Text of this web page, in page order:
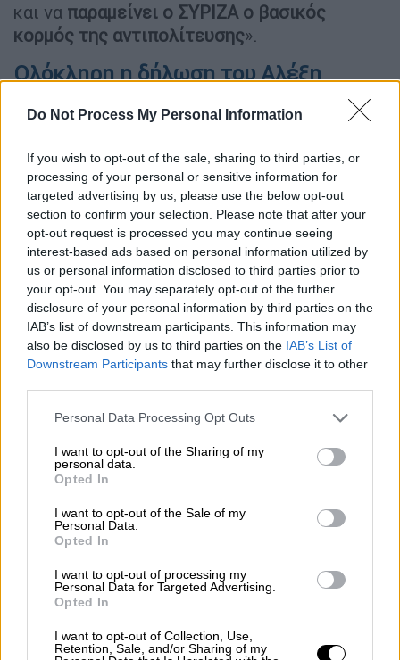
Do Not Process My Personal Information
If you wish to opt-out of the sale, sharing to third parties, or
processing of your personal or sensitive information for
targeted advertising by us, please use the below opt-out
section to confirm your selection. Please note that after your
opt-out request is processed you may continue seeing
interest-based ads based on personal information utilized by
us or personal information disclosed to third parties prior to
your opt-out. You may separately opt-out of the further
disclosure of your personal information by third parties on the
IAB’s list of downstream participants. This information may
also be disclosed by us to third parties on the IAB’s List of
Downstream Participants that may further disclose it to other
Please note that this website/app uses one or more Google
not limited to your visit or usage behaviour. You may click to
grant or deny consent to Google and its third-party tags to
use your data for below specified purposes in below Google
consent section.
Personal Data Processing Opt Outs
I want to opt-out of the Sharing of my
personal data.
Opted In
I want to opt-out of the Sale of my
Personal Data.
Opted In
I want to opt-out of processing my
Personal Data for Targeted Advertising.
Opted In
I want to opt-out of Collection, Use,
Retention, Sale, and/or Sharing of my
και να παραμείνει ο ΣΥΡΙΖΑ ο βασικός
κορμός της αντιπολίτευσης».
Ολόκληρη η δήλωση του Αλέξη
εντολή. Δεν έχω κανένα λόγο να κρύψω ότι
το εκλογικό αποτέλεσμα είναι για εμάς ένα
οδυνηρό σοκ, απρόσμενα οδυνηρό.
Φοβάμαι και για την κοινωνία είναι οδυνηρό
αποτέλεσμα, ακόμα και για όσους ψήφισαν
τη ΝΔ δεδομένου ότι διαμορφώνονται
συσχετισμοί που αν επαναληφθούν στις
επόμενες εκλογές της ενισχυμένης
αναλογικής, θα δημιουργήσουν ασφυκτικές
Μια παντοδυναμία και μάλιστα μιας
κυβέρνησης που η συμπεριφορά της την
πρώτη τετραετία έδειξε ότι
δεν σέβεται
ούτε το κράτος δικαίου, ούτε τη
Δημοκρατία, ούτε τον πλουραλισμό
Φανταστείτε λοιπόν έναν παντοδύναμο,
ανεξέλεγκτο ηγεμόνα πρωθυπουργό αν
αποτυπωθούν αυτοί οι συσχετισμοί.
Αυτό είναι το μεγάλο ζήτημα για εμάς τούτη